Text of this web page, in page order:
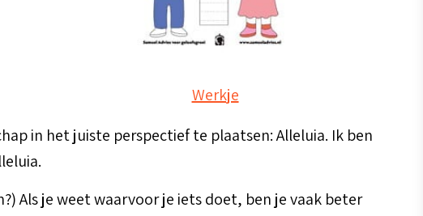
Werkje
in het juiste perspectief te plaatsen: Alleluia. Ik ben
Als je weet waarvoor je iets doet, ben je vaak beter